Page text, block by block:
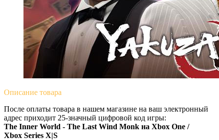
Описание товара
После оплаты товара в нашем магазине на ваш электронный
адрес приходит 25-значный цифровой код игры:
The Inner World - The Last Wind Monk на Xbox One /
Xbox Series X|S